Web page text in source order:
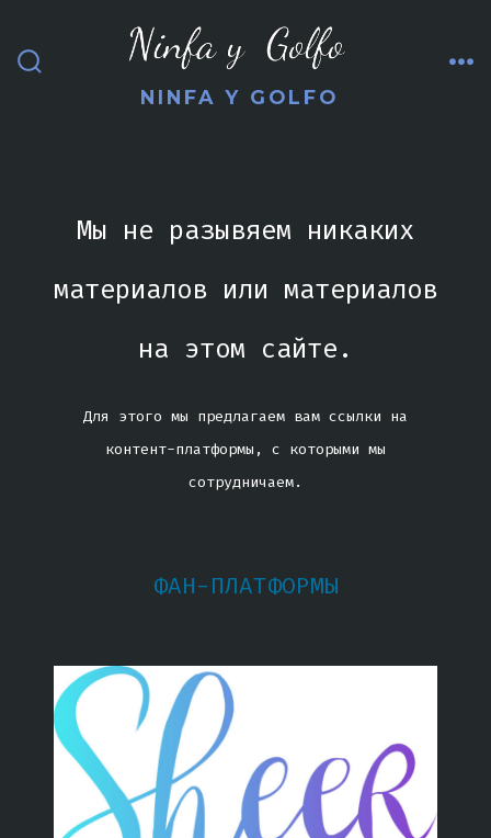
ОТКЛЮЧИТЬNINFA Y GOLFO
Мы не разывяем никаких
материалов или материалов
на этом сайте.
Для этого мы предлагаем вам ссылки на
контент-платформы, с которыми мы
сотрудничаем.
ФАН-ПЛАТФОРМЫ